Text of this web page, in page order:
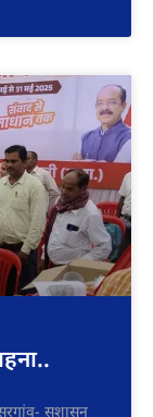
सुशासन